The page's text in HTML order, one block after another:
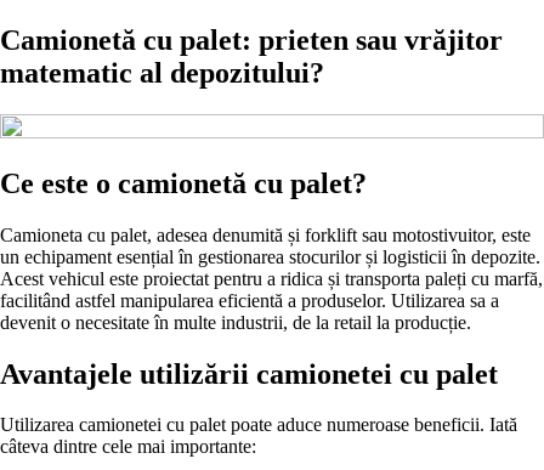
Camionetă cu palet: prieten sau vrăjitor
matematic al depozitului?
Ce este o camionetă cu palet?
Camioneta cu palet, adesea denumită și forklift sau motostivuitor, este
un echipament esențial în gestionarea stocurilor și logisticii în depozite.
Acest vehicul este proiectat pentru a ridica și transporta paleți cu marfă,
facilitând astfel manipularea eficientă a produselor. Utilizarea sa a
devenit o necesitate în multe industrii, de la retail la producție.
Avantajele utilizării camionetei cu palet
Utilizarea camionetei cu palet poate aduce numeroase beneficii. Iată
câteva dintre cele mai importante: